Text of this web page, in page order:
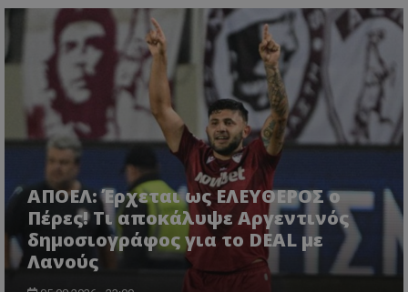
ΑΠΟΕΛ: Έρχεται ως ΕΛΕΥΘΕΡΟΣ ο
Πέρες! Τι αποκάλυψε Αργεντινός
δημοσιογράφος για το DEAL με
Λανούς